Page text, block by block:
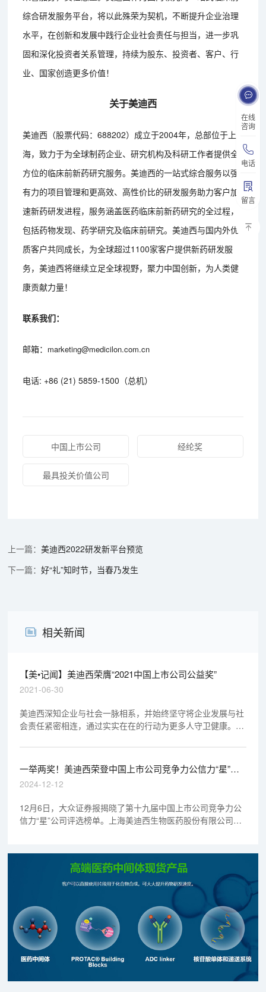
在线
咨询
电话
留言
综合研发服务平台，将以此殊荣为契机，不断提升企业治理
水平，在创新和发展中践行企业社会责任与担当，进一步巩
固和深化投资者关系管理，持续为股东、投资者、客户、行
业、国家创造更多价值！
关于美迪西
美迪西（股票代码：688202）成立于2004年，总部位于上
海，致力于为全球制药企业、研究机构及科研工作者提供全
方位的临床前新药研究服务。美迪西的一站式综合服务以强
有力的项目管理和更高效、高性价比的研发服务助力客户加
速新药研发进程，服务涵盖医药临床前新药研究的全过程，
包括药物发现、药学研究及临床前研究。美迪西与国内外优
质客户共同成长，为全球超过1100家客户提供新药研发服
务，美迪西将继续立足全球视野，聚力中国创新，为人类健
康贡献力量！
联系我们：
邮箱： marketing@medicilon.com.cn
电话: +86 (21) 5859-1500（总机）
中国上市公司 经纶奖
最具投关价值公司
美迪西2022研发新平台预览
好“礼”知时节，当春乃发生
相关新闻
【美•记闻】美迪西荣膺“2021中国上市公司公益奖”
2021-06-30
美迪西深知企业与社会一脉相系，并始终坚守将企业发展与社
会责任紧密相连，通过实实在在的行动为更多人守卫健康。美
尽的一份职责。我们将继续以研发新药、造福病患为己任，助
力更多新药研发与创新，积极承担社会责任，做更强大、更专
业、更温暖的CRO。
一举两奖！美迪西荣登中国上市公司竞争力公信力“星”公
司榜单
2024-12-12
12月6日，大众证券报揭晓了第十九届中国上市公司竞争力公
信力“星”公司评选榜单。上海美迪西生物医药股份有限公司，
精神优秀典范奖”。